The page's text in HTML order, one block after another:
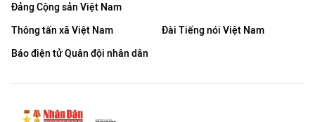
Đảng Cộng sản Việt Nam
Thông tấn xã Việt Nam
Đài Tiếng nói Việt Nam
Báo điện tử Quân đội nhân dân